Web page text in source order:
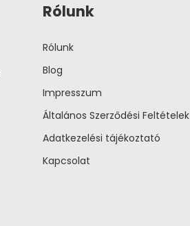
Rólunk
Rólunk
Blog
Impresszum
Általános Szerződési Feltételek
Adatkezelési tájékoztató
Kapcsolat